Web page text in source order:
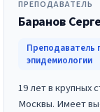
ПРЕПОДАВАТЕЛЬ
Баранов
Преподаватель
эпидемиологии
19 лет в крупных
Москвы. Имеет